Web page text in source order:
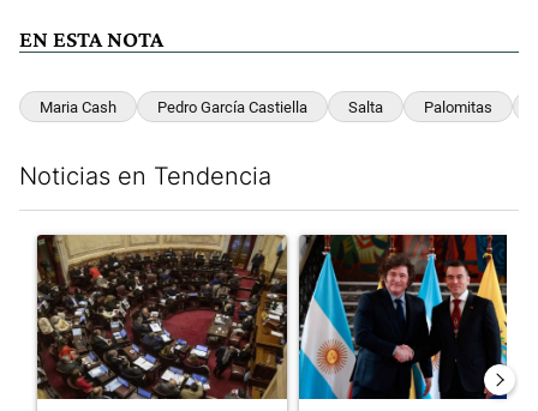
EN ESTA NOTA
Maria Cash Pedro García Castiella Salta Palomitas
Noticias en Tendencia
Un artículo de tendencia con el título "El Senado dio media
Un artículo de tendencia con